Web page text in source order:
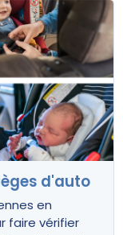
d'auto
en
faire vérifier